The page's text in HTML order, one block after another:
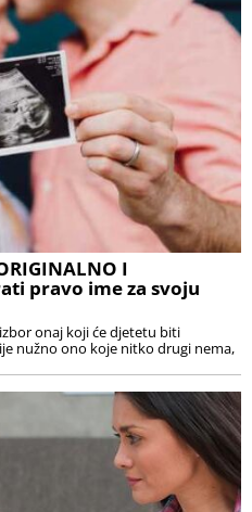
I
pravo ime za svoju
onaj koji će djetetu biti
nužno ono koje nitko drugi nema,